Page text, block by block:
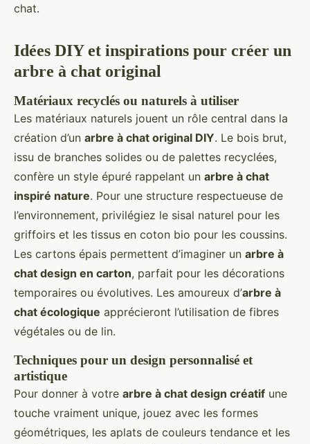
chat.
Idées DIY et inspirations pour créer un
arbre à chat original
Matériaux recyclés ou naturels à utiliser
Les matériaux naturels jouent un rôle central dans la
création d’un arbre à chat original DIY. Le bois brut,
issu de branches solides ou de palettes recyclées,
confère un style épuré rappelant un arbre à chat
inspiré nature. Pour une structure respectueuse de
l’environnement, privilégiez le sisal naturel pour les
griffoirs et les tissus en coton bio pour les coussins.
Les cartons épais permettent d’imaginer un arbre à
chat design en carton, parfait pour les décorations
temporaires ou évolutives. Les amoureux d’arbre à
chat écologique apprécieront l’utilisation de fibres
végétales ou de lin.
Techniques pour un design personnalisé et
artistique
Pour donner à votre arbre à chat design créatif une
touche vraiment unique, jouez avec les formes
géométriques, les aplats de couleurs tendance et les